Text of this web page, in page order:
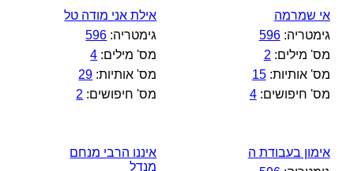
אי שמרמה
גימטריה:596
מס' מילים: 2
מס' אותיות:15
מס' חיפושים:4
אילת אני מודה טל
גימטריה: 596
מס' מילים: 4
מס' אותיות: 29
מס' חיפושים: 2
אימון בעבודת ה
איננו הרבי מנחם
מנדל